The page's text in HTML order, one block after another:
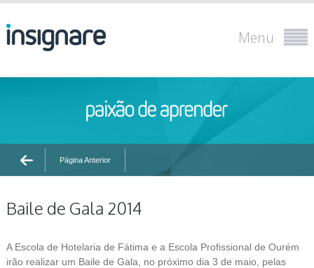
Menu
Página Anterior
Baile de Gala 2014
A Escola de Hotelaria de Fátima e a Escola Profissional de Ourém
irão realizar um Baile de Gala, no próximo dia 3 de maio, pelas